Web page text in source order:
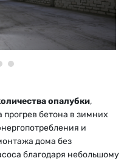
опалубки,
бетона в зимних
и
дома без
благодаря небольшому